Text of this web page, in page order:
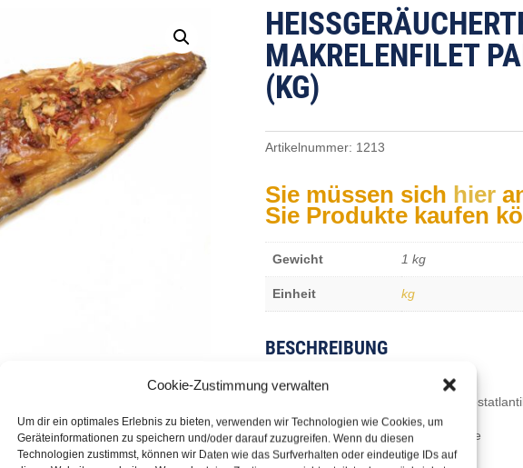
Cookie-Zustimmung verwalten
Um dir ein optimales Erlebnis zu bieten, verwenden wir Technologien wie Cookies, um
Geräteinformationen zu speichern und/oder darauf zuzugreifen. Wenn du diesen
Technologien zustimmst, können wir Daten wie das Surfverhalten oder eindeutige IDs auf
AKRELENFILET
KG)
Artikelnummer: 1213
Sie müssen sich hier
Sie Produkte kaufen
Gewicht 1 kg
Einheit kg
BESCHREIBUNG
Scomber scombrus gefangen,
nördische Nordsee/IVa, Schleppnetze